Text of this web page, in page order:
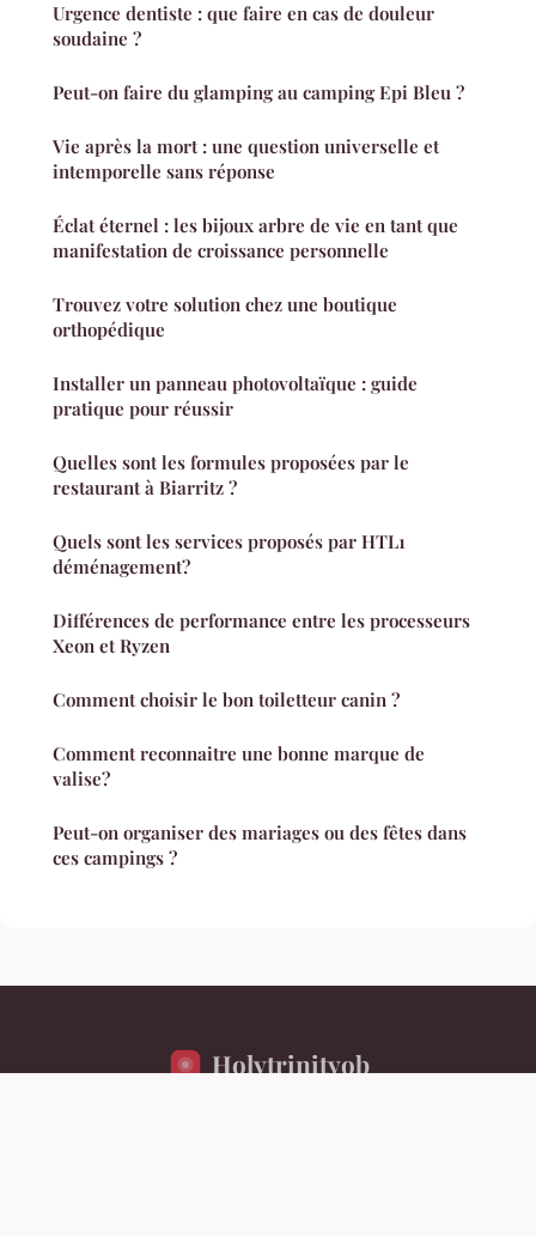
Urgence dentiste : que faire en cas de douleur
soudaine ?
Peut-on faire du glamping au camping Epi Bleu ?
Vie après la mort : une question universelle et
intemporelle sans réponse
Éclat éternel : les bijoux arbre de vie en tant que
manifestation de croissance personnelle
Trouvez votre solution chez une boutique
orthopédique
Installer un panneau photovoltaïque : guide
pratique pour réussir
Quelles sont les formules proposées par le
restaurant à Biarritz ?
Quels sont les services proposés par HTL1
déménagement?
Différences de performance entre les processeurs
Xeon et Ryzen
Comment choisir le bon toiletteur canin ?
Comment reconnaitre une bonne marque de
valise?
Peut-on organiser des mariages ou des fêtes dans
ces campings ?
Holytrinityob